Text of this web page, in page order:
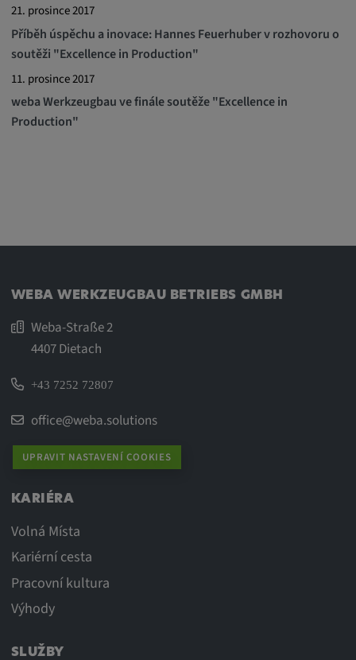
21. prosince 2017
Příběh úspěchu a inovace: Hannes Feuerhuber v rozhovoru o
soutěži "Excellence in Production"
11. prosince 2017
weba Werkzeugbau ve finále soutěže "Excellence in
Production"
WEBA WERKZEUGBAU BETRIEBS GMBH
Weba-Straße 2
4407 Dietach
+43 7252 72807
office@weba.solutions
UPRAVIT NASTAVENÍ COOKIES
KARIÉRA
Volná Místa
Kariérní cesta
Pracovní kultura
Výhody
SLUŽBY